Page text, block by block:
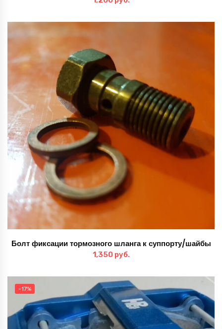
Болт фиксации тормозного шланга к суппорту/шайбы
1,350 руб.
-17%